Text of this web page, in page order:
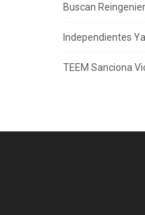
Buscan
Independientes
TEEM Sanciona